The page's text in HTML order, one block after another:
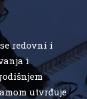
redovni i
i
utvrđuje